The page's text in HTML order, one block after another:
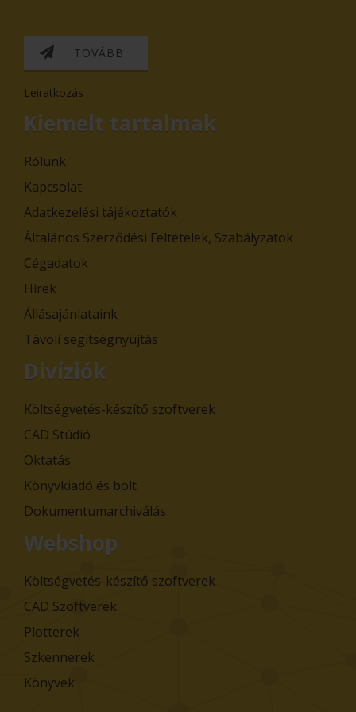
TOVÁBB
Leiratkozás
Kiemelt tartalmak
Rólunk
Kapcsolat
Adatkezelési tájékoztatók
Általános Szerződési Feltételek, Szabályzatok
Cégadatok
Hírek
Állásajánlataink
Távoli segítségnyújtás
Divíziók
Költségvetés-készítő szoftverek
CAD Stúdió
Oktatás
Könyvkiadó és bolt
Dokumentumarchiválás
Webshop
Költségvetés-készítő szoftverek
CAD Szoftverek
Plotterek
Szkennerek
Könyvek